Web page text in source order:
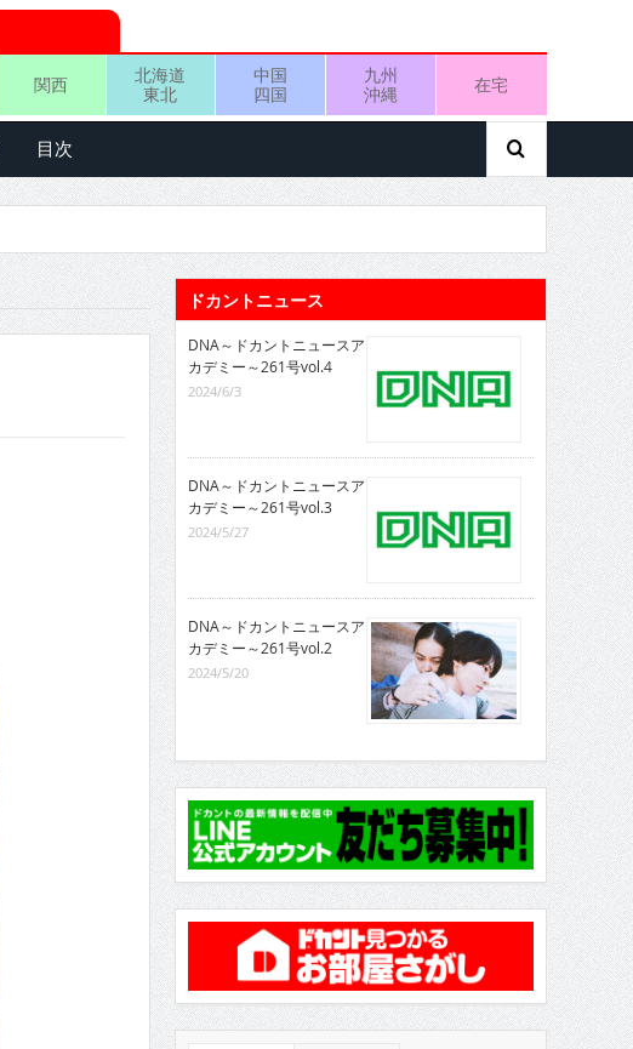
関西
北海道
東北
中国
四国
九州
沖縄
在宅
目次
ドカントニュース
DNA～ドカントニュースア
カデミー～261号vol.4
2024/6/3
DNA～ドカントニュースア
カデミー～261号vol.3
2024/5/27
DNA～ドカントニュースア
カデミー～261号vol.2
2024/5/20